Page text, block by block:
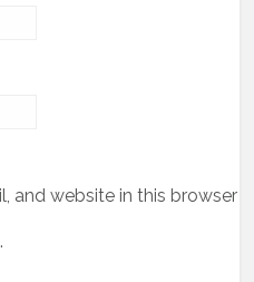
and website in this browser